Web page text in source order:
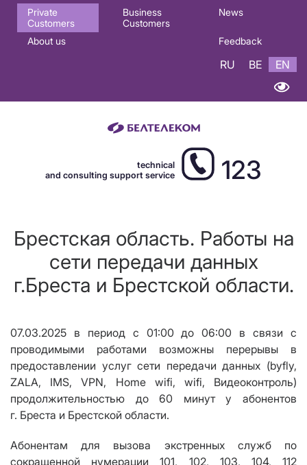
Основная
навигация
Private
Customers
Business
Customers
News
About us Feedback
RU BE EN
technical
and consulting support service
123
Брестская область. Работы на
сети передачи данных
г.Бреста и Брестской области.
07.03.2025 в период с 01:00 до 06:00 в связи с
проводимыми работами возможны перерывы в
предоставлении услуг сети передачи данных (byfly,
ZALA, IMS, VPN, Home wifi, wifi, Видеоконтроль)
продолжительностью до 60 минут у абонентов
г. Бреста и Брестской области.
Абонентам для вызова экстренных служб по
сокращенной нумерации 101, 102, 103, 104, 112